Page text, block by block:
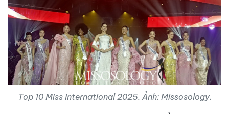
Top 10 Miss International 2025. Ảnh: Missosology.